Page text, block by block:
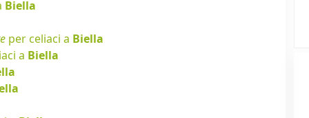
Biella
per celiaci a Biella
a Biella